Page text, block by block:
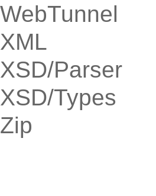
WebTunnel
XML
XSD/Parser
XSD/Types
Zip